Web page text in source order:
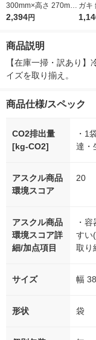
300mm×高さ 270mm
×マチ 180mm horei07
2,394円
ガキ
ト
商品説明
【在庫一掃・訳あり
イズを取り揃え。
商品仕様/スペック
CO2排出量
[kg-CO2]
・1
達・
アスクル商品
環境スコア
20
アスクル商品
環境スコア詳
細/加点項目
・
すい
取り
サイズ 幅
形状 袋